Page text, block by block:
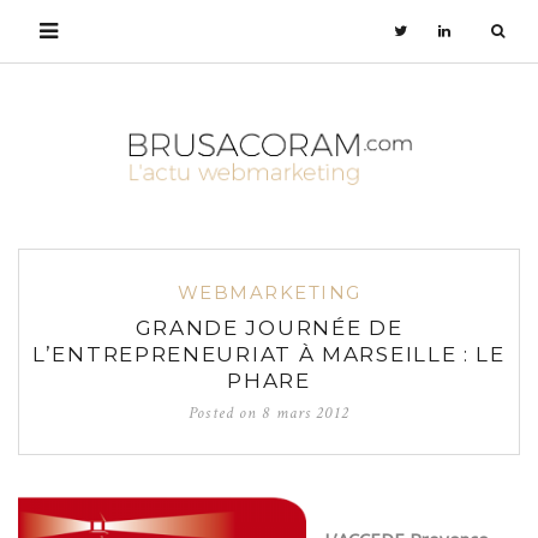
WEBMARKETING
GRANDE JOURNÉE DE
L’ENTREPRENEURIAT À MARSEILLE : LE
PHARE
Posted on 8 mars 2012